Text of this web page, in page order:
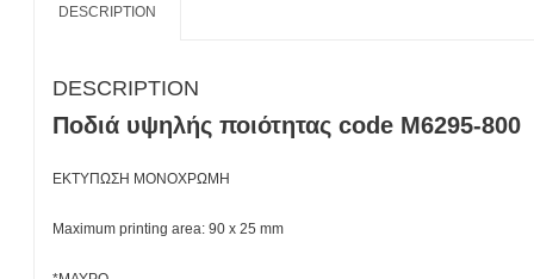
DESCRIPTION
DESCRIPTION
Ποδιά υψηλής ποιότητας code Μ6295-800
ΕΚΤΥΠΩΣΗ ΜΟΝΟΧΡΩΜΗ
Maximum printing area: 90 x 25 mm